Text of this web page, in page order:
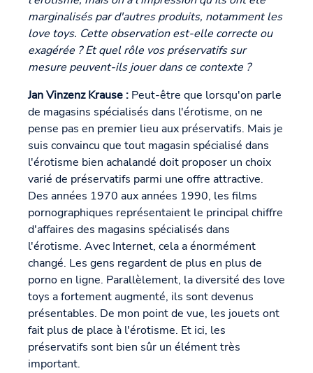
marginalisés par d'autres produits, notamment les
love toys. Cette observation est-elle correcte ou
exagérée ? Et quel rôle vos préservatifs sur
mesure peuvent-ils jouer dans ce contexte ?
Jan Vinzenz Krause : Peut-être que lorsqu'on parle
de magasins spécialisés dans l'érotisme, on ne
pense pas en premier lieu aux préservatifs. Mais je
suis convaincu que tout magasin spécialisé dans
l'érotisme bien achalandé doit proposer un choix
varié de préservatifs parmi une offre attractive.
Des années 1970 aux années 1990, les films
pornographiques représentaient le principal chiffre
d'affaires des magasins spécialisés dans
l'érotisme. Avec Internet, cela a énormément
changé. Les gens regardent de plus en plus de
porno en ligne. Parallèlement, la diversité des love
toys a fortement augmenté, ils sont devenus
présentables. De mon point de vue, les jouets ont
fait plus de place à l'érotisme. Et ici, les
préservatifs sont bien sûr un élément très
important.